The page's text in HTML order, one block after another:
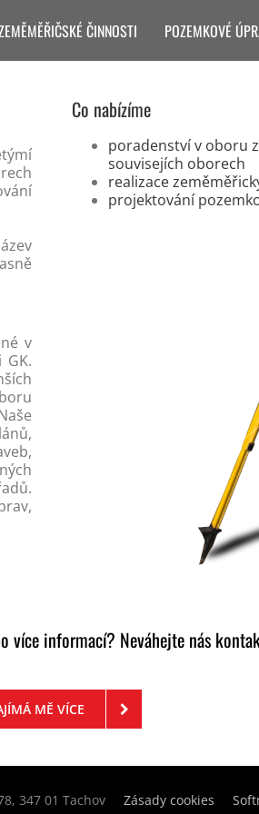
ČINNOSTI POZEMKOVÉ
v
Co nabízíme
poradenství v oboru
souvisejích oborech
realizace
projektování
více informací? Neváhejte nás
MĚ VÍCE
347 01 Tachov Zásady cookies